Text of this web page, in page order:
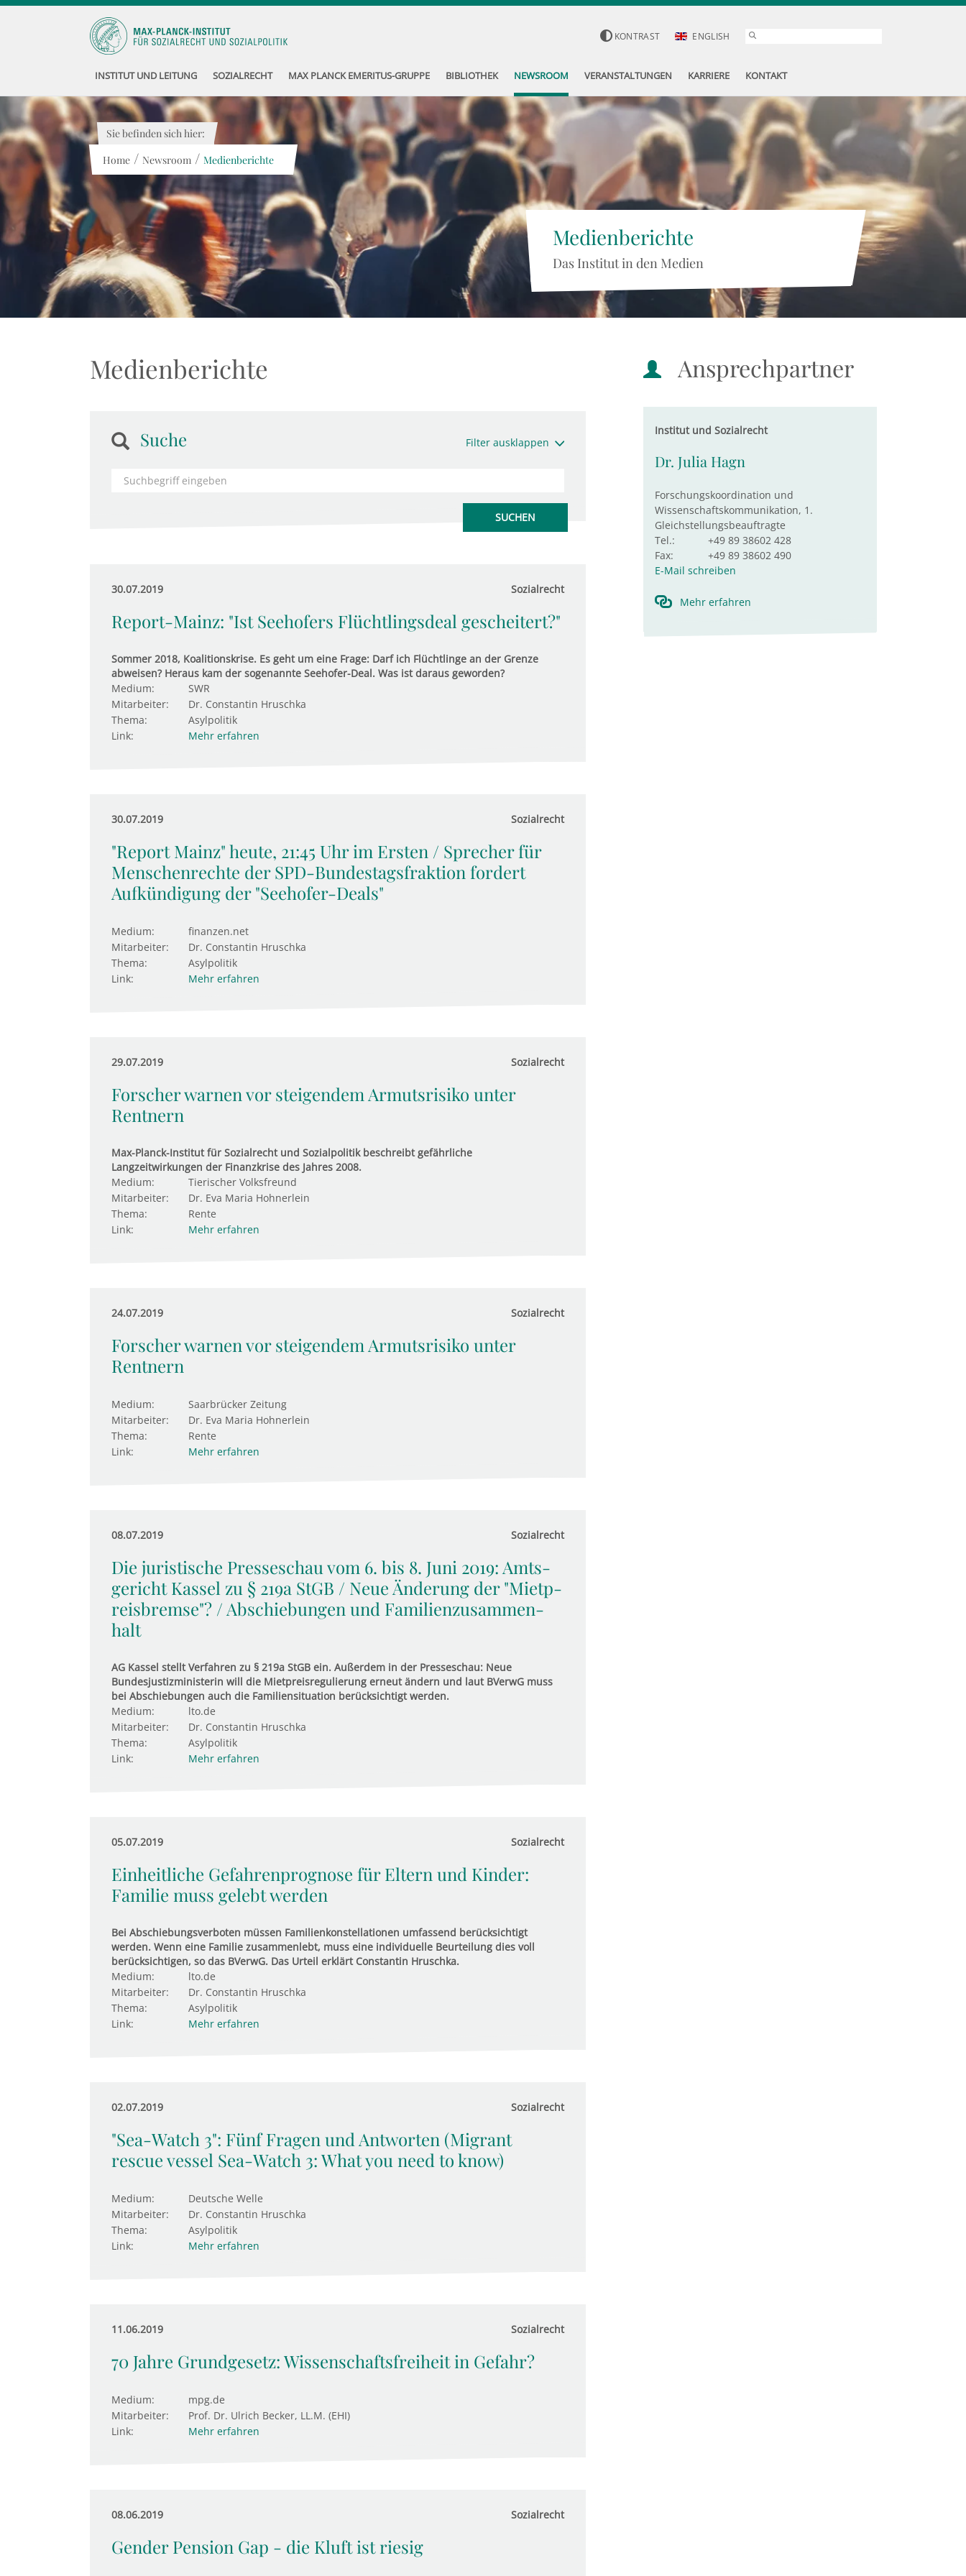
KONTRAST ENGLISH
INSTITUT UND LEITUNG SOZIALRECHT MAX PLANCK EMERITUS-GRUPPE BIBLIOTHEK NEWSROOM VERANSTALTUNGEN KARRIERE KONTAKT
Medienberichte
Das Institut in den Medien
Sie befinden sich hier:
Home / Newsroom / Medienberichte
Medienberichte
Suche Filter ausklappen
30.07.2019 Sozialrecht
Report-Mainz: "Ist Seehofers Flüchtlingsdeal gescheitert?"
Sommer 2018, Koalitionskrise. Es geht um eine Frage: Darf ich Flüchtlinge an der Grenze
abweisen? Heraus kam der sogenannte Seehofer-Deal. Was ist daraus geworden?
Medium:
SWR
Mitarbeiter:
Dr. Constantin Hruschka
Thema:
Asylpolitik
Link:
Mehr erfahren
30.07.2019 Sozialrecht
"Report Mainz" heute, 21:45 Uhr im Ersten / Sprecher für
Menschenrechte der SPD-Bundestagsfraktion fordert
Aufkündigung der "Seehofer-Deals"
Medium:
finanzen.net
Mitarbeiter:
Dr. Constantin Hruschka
Thema:
Asylpolitik
Link:
Mehr erfahren
29.07.2019 Sozialrecht
Forscher warnen vor steigendem Armutsrisiko unter
Rentnern
Max-Planck-Institut für Sozialrecht und Sozialpolitik beschreibt gefährliche
Langzeitwirkungen der Finanzkrise des Jahres 2008.
Medium:
Tierischer Volksfreund
Mitarbeiter:
Dr. Eva Maria Hohnerlein
Thema:
Rente
Link:
Mehr erfahren
24.07.2019 Sozialrecht
Forscher warnen vor steigendem Armutsrisiko unter
Rentnern
Medium:
Saarbrücker Zeitung
Mitarbeiter:
Dr. Eva Maria Hohnerlein
Thema:
Rente
Link:
Mehr erfahren
08.07.2019 Sozialrecht
Die juristische Presseschau vom 6. bis 8. Juni 2019: Amts­
ge­richt Kassel zu § 219a StGB / Neue Ände­rung der "Miet­p­
reis­b­remse"? / Ab­schie­bungen und Fami­li­en­zu­sam­men­
halt
AG Kassel stellt Verfahren zu § 219a StGB ein. Außerdem in der Presseschau: Neue
Bundesjustizministerin will die Mietpreisregulierung erneut ändern und laut BVerwG muss
bei Abschiebungen auch die Familiensituation berücksichtigt werden.
Medium:
lto.de
Mitarbeiter:
Dr. Constantin Hruschka
Thema:
Asylpolitik
Link:
Mehr erfahren
05.07.2019 Sozialrecht
Einheitliche Gefahrenprognose für Eltern und Kinder:
Familie muss gelebt werden
Bei Abschiebungsverboten müssen Familienkonstellationen umfassend berücksichtigt
werden. Wenn eine Familie zusammenlebt, muss eine individuelle Beurteilung dies voll
berücksichtigen, so das BVerwG. Das Urteil erklärt Constantin Hruschka.
Medium:
lto.de
Mitarbeiter:
Dr. Constantin Hruschka
Thema:
Asylpolitik
Link:
Mehr erfahren
02.07.2019 Sozialrecht
"Sea-Watch 3": Fünf Fragen und Antworten (Migrant
rescue vessel Sea-Watch 3: What you need to know)
Medium:
Deutsche Welle
Mitarbeiter:
Dr. Constantin Hruschka
Thema:
Asylpolitik
Link:
Mehr erfahren
11.06.2019 Sozialrecht
70 Jahre Grundgesetz: Wissenschaftsfreiheit in Gefahr?
Medium:
mpg.de
Mitarbeiter:
Prof. Dr. Ulrich Becker, LL.M. (EHI)
Link:
Mehr erfahren
08.06.2019 Sozialrecht
Gender Pension Gap - die Kluft ist riesig
Ansprechpartner
Institut und Sozialrecht
Dr. Julia Hagn
Forschungskoordination und
Wissenschaftskommunikation, 1.
Gleichstellungsbeauftragte
Tel.:
+49 89 38602 428
Fax:
+49 89 38602 490
E-Mail schreiben
Mehr erfahren